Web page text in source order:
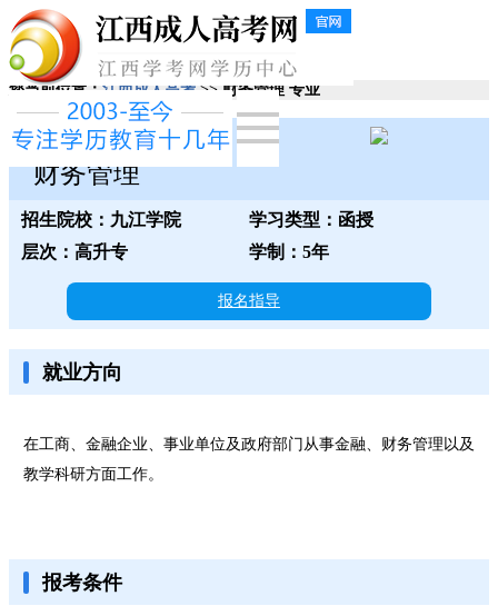
您当前位置： 江西成人高考 >> 财务管理 专业
九江学院
财务管理
招生院校：九江学院
学习类型：函授
层次：高升专
学制：5年
报名指导
就业方向
在工商、金融企业、事业单位及政府部门从事金融、财务管理以及
教学科研方面工作。
报考条件